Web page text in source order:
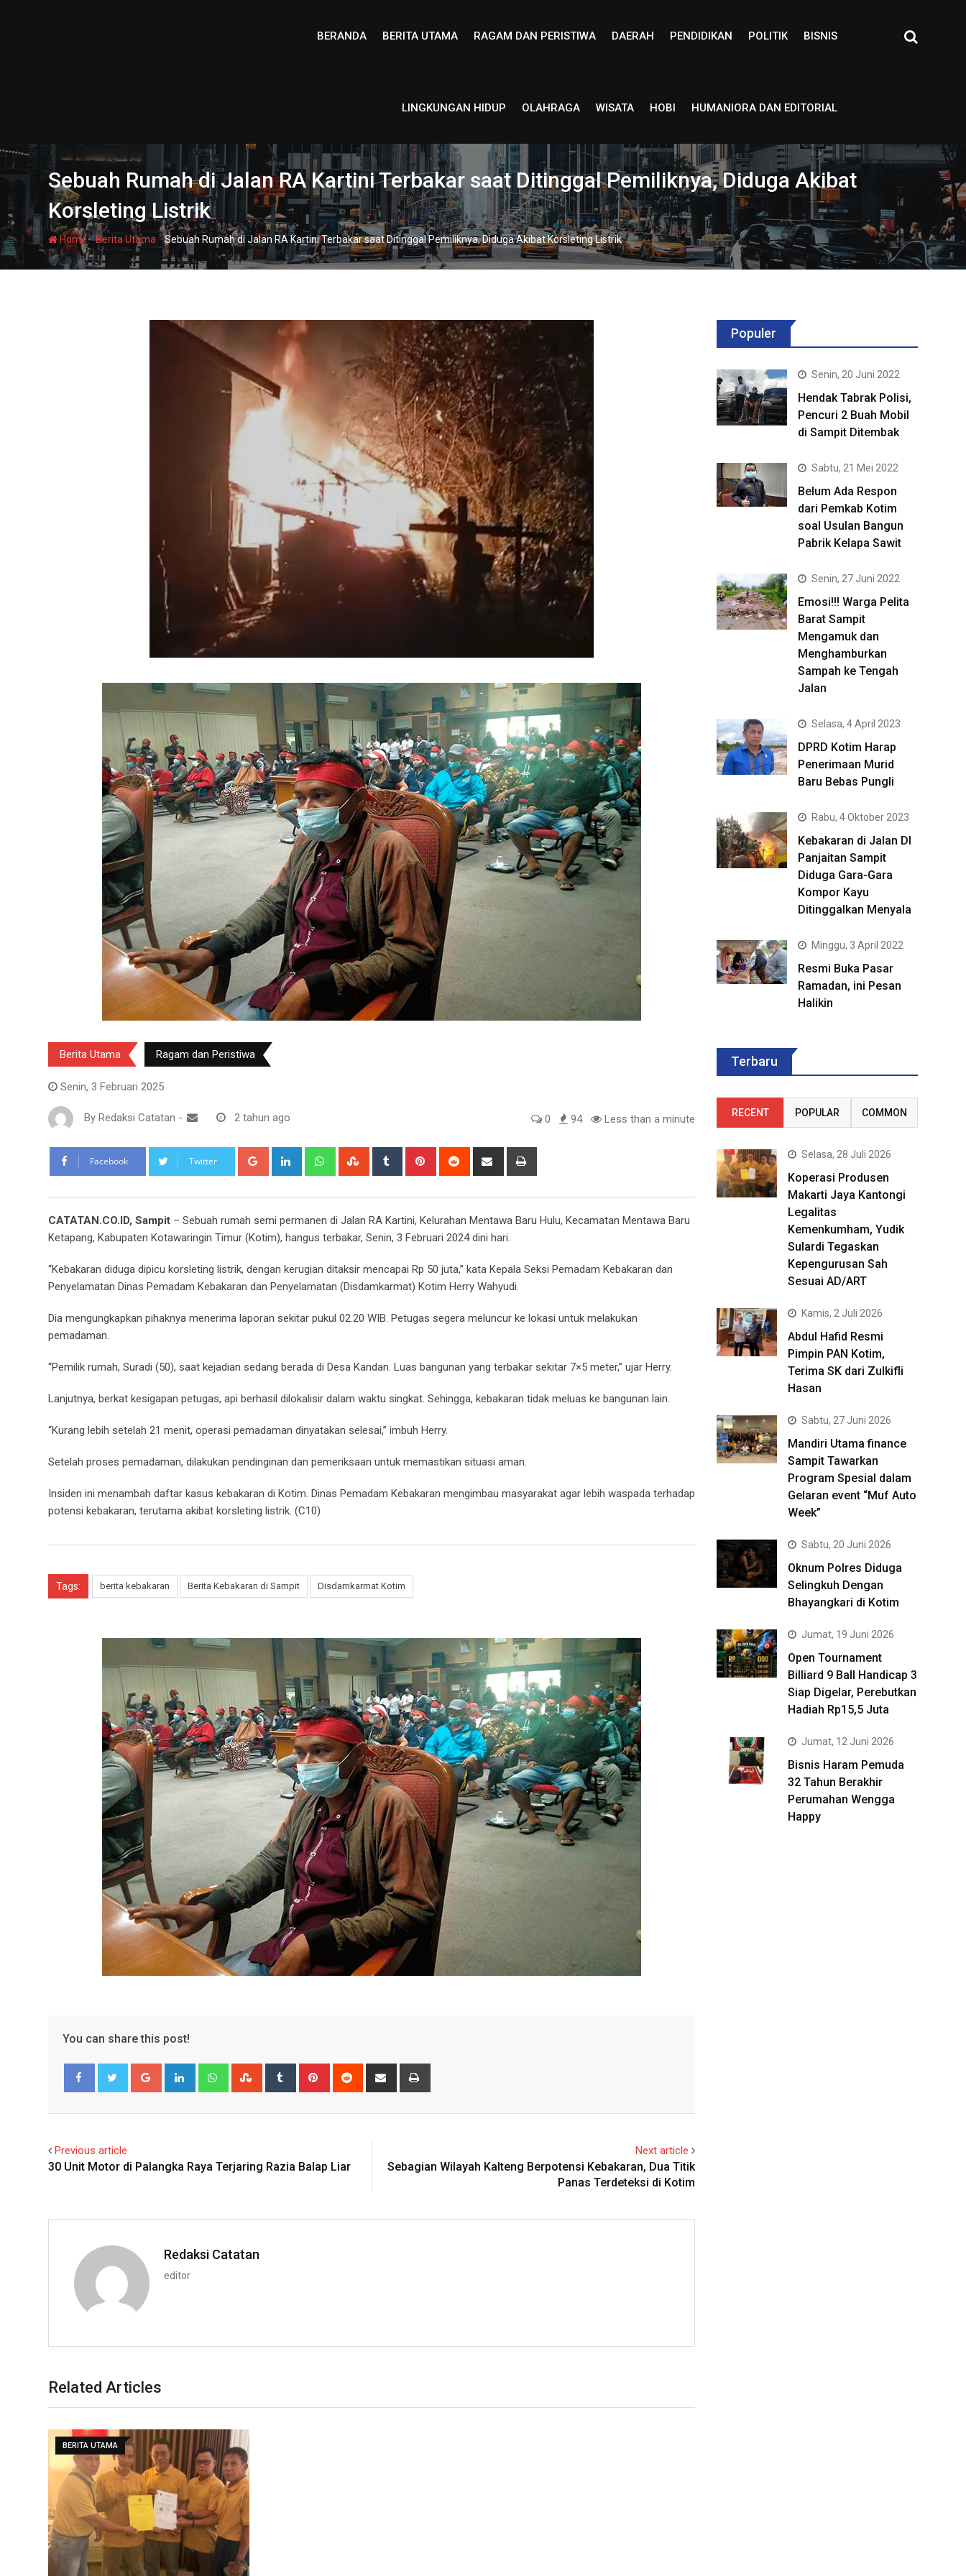
BERANDA BERITA UTAMA RAGAM DAN PERISTIWA DAERAH PENDIDIKAN POLITIK BISNIS
LINGKUNGAN HIDUP OLAHRAGA WISATA HOBI HUMANIORA DAN EDITORIAL
Sebuah Rumah di Jalan RA Kartini Terbakar saat Ditinggal Pemiliknya, Diduga Akibat
Korsleting Listrik
Home-Berita Utama -Sebuah Rumah di Jalan RA Kartini Terbakar saat Ditinggal Pemiliknya, Diduga Akibat Korsleting Listrik
Berita Utama Ragam dan Peristiwa
Senin, 3 Februari 2025
By Redaksi Catatan - 2 tahun ago 0 94 Less than a minute
Facebook Twitter Google+ LinkedIn WhatsappStumbleUpon
Tumblr Pinterest Reddit
Share
CATATAN.CO.ID, Sampit – Sebuah rumah semi permanen di Jalan RA Kartini, Kelurahan Mentawa Baru Hulu, Kecamatan Mentawa Baru
Ketapang, Kabupaten Kotawaringin Timur (Kotim), hangus terbakar, Senin, 3 Februari 2024 dini hari.
“Kebakaran diduga dipicu korsleting listrik, dengan kerugian ditaksir mencapai Rp 50 juta,” kata Kepala Seksi Pemadam Kebakaran dan
Penyelamatan Dinas Pemadam Kebakaran dan Penyelamatan (Disdamkarmat) Kotim Herry Wahyudi.
Dia mengungkapkan pihaknya menerima laporan sekitar pukul 02.20 WIB. Petugas segera meluncur ke lokasi untuk melakukan
pemadaman.
“Pemilik rumah, Suradi (50), saat kejadian sedang berada di Desa Kandan. Luas bangunan yang terbakar sekitar 7×5 meter,” ujar Herry.
Lanjutnya, berkat kesigapan petugas, api berhasil dilokalisir dalam waktu singkat. Sehingga, kebakaran tidak meluas ke bangunan lain.
“Kurang lebih setelah 21 menit, operasi pemadaman dinyatakan selesai,” imbuh Herry.
Setelah proses pemadaman, dilakukan pendinginan dan pemeriksaan untuk memastikan situasi aman.
Insiden ini menambah daftar kasus kebakaran di Kotim. Dinas Pemadam Kebakaran mengimbau masyarakat agar lebih waspada terhadap
potensi kebakaran, terutama akibat korsleting listrik. (C10)
Tags: berita kebakaran Berita Kebakaran di Sampit Disdamkarmat Kotim
You can share this post!
Google+ LinkedIn WhatsappStumbleUpon
Tumblr Pinterest Reddit
Share
Previous article
30 Unit Motor di Palangka Raya Terjaring Razia Balap Liar
Next article
Sebagian Wilayah Kalteng Berpotensi Kebakaran, Dua Titik
Panas Terdeteksi di Kotim
Redaksi Catatan
editor
Related Articles
BERITA UTAMA
Populer
Senin, 20 Juni 2022
Hendak Tabrak Polisi,
Pencuri 2 Buah Mobil
di Sampit Ditembak
Sabtu, 21 Mei 2022
Belum Ada Respon
dari Pemkab Kotim
soal Usulan Bangun
Pabrik Kelapa Sawit
Senin, 27 Juni 2022
Emosi!!! Warga Pelita
Barat Sampit
Mengamuk dan
Menghamburkan
Sampah ke Tengah
Jalan
Selasa, 4 April 2023
DPRD Kotim Harap
Penerimaan Murid
Baru Bebas Pungli
Rabu, 4 Oktober 2023
Kebakaran di Jalan DI
Panjaitan Sampit
Diduga Gara-Gara
Kompor Kayu
Ditinggalkan Menyala
Minggu, 3 April 2022
Resmi Buka Pasar
Ramadan, ini Pesan
Halikin
Terbaru
RECENT POPULAR COMMON
Selasa, 28 Juli 2026
Koperasi Produsen
Makarti Jaya Kantongi
Legalitas
Kemenkumham, Yudik
Sulardi Tegaskan
Kepengurusan Sah
Sesuai AD/ART
Kamis, 2 Juli 2026
Abdul Hafid Resmi
Pimpin PAN Kotim,
Terima SK dari Zulkifli
Hasan
Sabtu, 27 Juni 2026
Mandiri Utama finance
Sampit Tawarkan
Program Spesial dalam
Gelaran event “Muf Auto
Week”
Sabtu, 20 Juni 2026
Oknum Polres Diduga
Selingkuh Dengan
Bhayangkari di Kotim
Jumat, 19 Juni 2026
Open Tournament
Billiard 9 Ball Handicap 3
Siap Digelar, Perebutkan
Hadiah Rp15,5 Juta
Jumat, 12 Juni 2026
Bisnis Haram Pemuda
32 Tahun Berakhir
Perumahan Wengga
Happy